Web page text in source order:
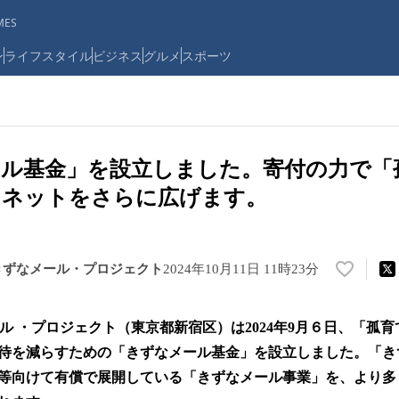
ライフスタイルビジネス グルメ スポーツ
基金」を設立しました。寄付の力で
ットをさらに広げます。
なメール・プロジェクト 2024年10月11日 11時23分
い
数
読
・プロジェクト（東京都新宿区）は2024年9月６日、「孤
を減らすための「きずなメール基金」を設立しました。「
向けて有償で展開している「きずなメール事業」を、より